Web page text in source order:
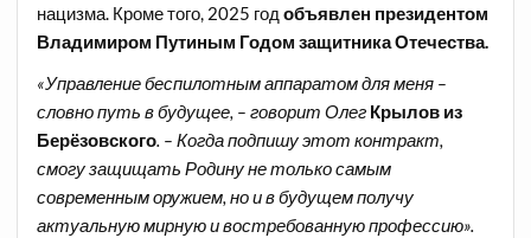
нацизма. Кроме того, 2025 годобъявлен президентом
Владимиром Путиным Годом защитника Отечества.
«Управление беспилотным аппаратом для меня –
словно путь в будущее, – говорит Олег Крылов из
Берёзовского. – Когда подпишу этот контракт,
смогу защищать Родину не только самым
современным оружием, но и в будущем получу
актуальную мирную и востребованную профессию».